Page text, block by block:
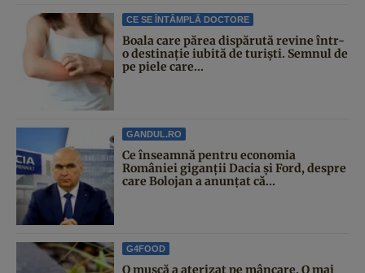
CE SE ÎNTÂMPLĂ DOCTORE
Boala care părea dispărută revine într-
o destinație iubită de turiști. Semnul de
pe piele care...
GANDUL.RO
Ce înseamnă pentru economia
României giganții Dacia și Ford, despre
care Bolojan a anunțat că...
G4FOOD
O muscă a aterizat pe mâncare. O mai